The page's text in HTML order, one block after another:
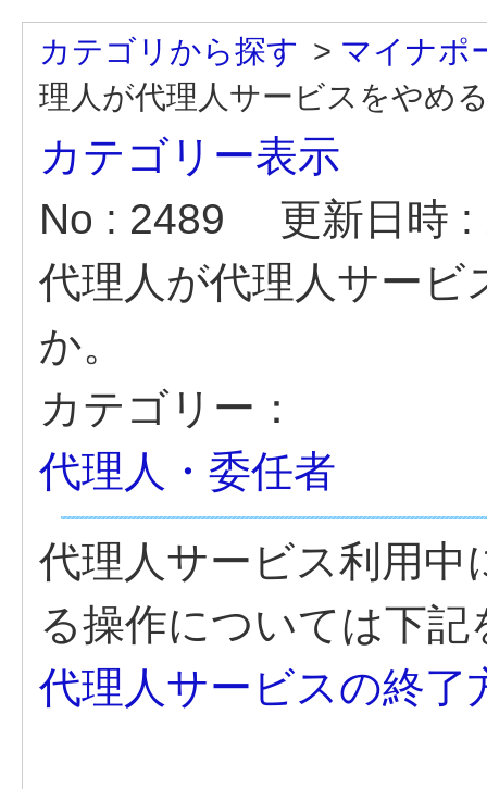
カテゴリから探す > マイナポ
理人が代理人サービスをやめ
カテゴリー表示
No : 2489
更新日時
代理人が代理人サー
か。
カテゴリー：
代理人・委任者
代理人サービス利用
る操作については下
代理人サービスの終了